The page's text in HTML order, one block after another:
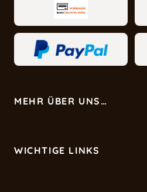
MEHR ÜBER UNS…
WICHTIGE LINKS